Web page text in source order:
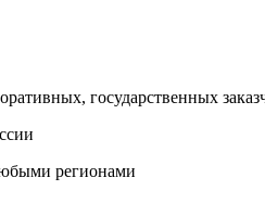
государственных
регионами